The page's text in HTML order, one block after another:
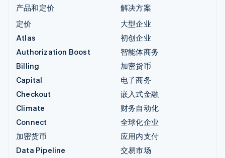
产品和定价
定价
Atlas
Authorization Boost
Billing
Capital
Checkout
Climate
Connect
加密货币
Data Pipeline
解决方案
大型企业
初创企业
智能体商务
加密货币
电子商务
嵌入式金融
财务自动化
全球化企业
应用内支付
交易市场